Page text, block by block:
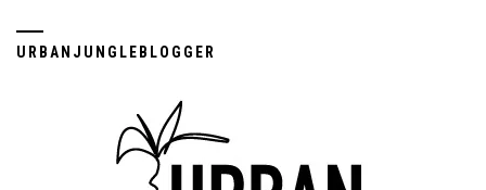
URBANJUNGLEBLOGGER